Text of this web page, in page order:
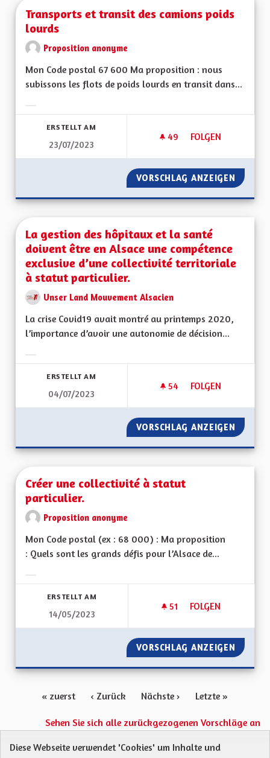
Transports et transit des camions poids
lourds
Proposition anonyme
Mon Code postal 67 600 Ma proposition : nous
subissons les flots de poids lourds en transit dans...
ERSTELLT AM
23/07/2023
49 49 FOLLOWER
FOLGEN
TRANSPORTS ET
VORSCHLAG ANZEIGEN
La gestion des hôpitaux et la santé
doivent être en Alsace une compétence
exclusive d’une collectivité territoriale
à statut particulier.
Unser Land Mouvement Alsacien
La crise Covid19 avait montré au printemps 2020,
l’importance d’avoir une autonomie de décision...
ERSTELLT AM
04/07/2023
54 54 FOLLOWER
FOLGEN
LA GESTION DES
VORSCHLAG ANZEIGEN LA
Créer une collectivité à statut
particulier.
Proposition anonyme
Mon Code postal (ex : 68 000) : Ma proposition
: Quels sont les grands défis pour l’Alsace de...
ERSTELLT AM
14/05/2023
51 51 FOLLOWER
FOLGEN
CRÉER UNE
VORSCHLAG ANZEIGEN
« zuerst ‹ Zurück Nächste › Letzte »
Sehen Sie sich alle zurückgezogenen Vorschläge an
Diese Webseite verwendet 'Cookies' um Inhalte und